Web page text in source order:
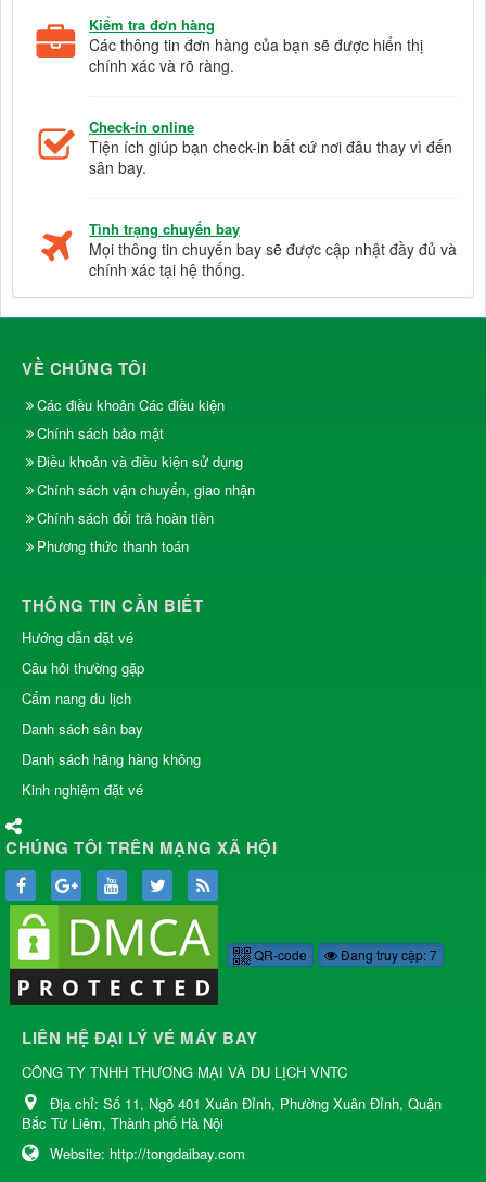
Kiểm tra đơn hàng
Các thông tin đơn hàng của bạn sẽ được hiển thị
chính xác và rõ ràng.
Check-in online
Tiện ích giúp bạn check-in bất cứ nơi đâu thay vì đến
sân bay.
Tình trạng chuyến bay
Mọi thông tin chuyến bay sẽ được cập nhật đầy đủ và
chính xác tại hệ thống.
VỀ CHÚNG TÔI
Các điều khoản Các điều kiện
Chính sách bảo mật
Điều khoản và điều kiện sử dụng
Chính sách vận chuyển, giao nhận
Chính sách đổi trả hoàn tiền
Phương thức thanh toán
THÔNG TIN CẦN BIẾT
Hướng dẫn đặt vé
Câu hỏi thường gặp
Cẩm nang du lịch
Danh sách sân bay
Danh sách hãng hàng không
Kinh nghiệm đặt vé
CHÚNG TÔI TRÊN MẠNG XÃ HỘI
QR-code Đang truy cập: 7
LIÊN HỆ ĐẠI LÝ VÉ MÁY BAY
CÔNG TY TNHH THƯƠNG MẠI VÀ DU LỊCH VNTC
Địa chỉ: Số 11, Ngõ 401 Xuân Đỉnh, Phường Xuân Đỉnh, Quận
Bắc Từ Liêm, Thành phố Hà Nội
Website: http://tongdaibay.com